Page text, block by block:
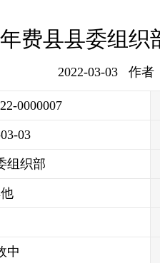
费县县委组
2022-03-03 作者
0000007
03
组织部
中